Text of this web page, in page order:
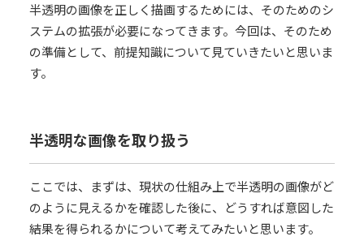
半透明の画像を正しく描画するためには、そのためのシ
ステムの拡張が必要になってきます。今回は、そのため
の準備として、前提知識について見ていきたいと思いま
す。
半透明な画像を取り扱う
ここでは、まずは、現状の仕組み上で半透明の画像がど
のように見えるかを確認した後に、どうすれば意図した
結果を得られるかについて考えてみたいと思います。